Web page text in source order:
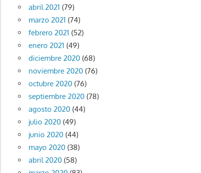
abril 2021 (79)
marzo 2021 (74)
febrero 2021 (52)
enero 2021 (49)
diciembre 2020(68)
noviembre 2020(76)
octubre 2020(76)
septiembre 2020(78)
agosto 2020(44)
julio 2020(49)
junio 2020(44)
mayo 2020(38)
abril 2020(58)